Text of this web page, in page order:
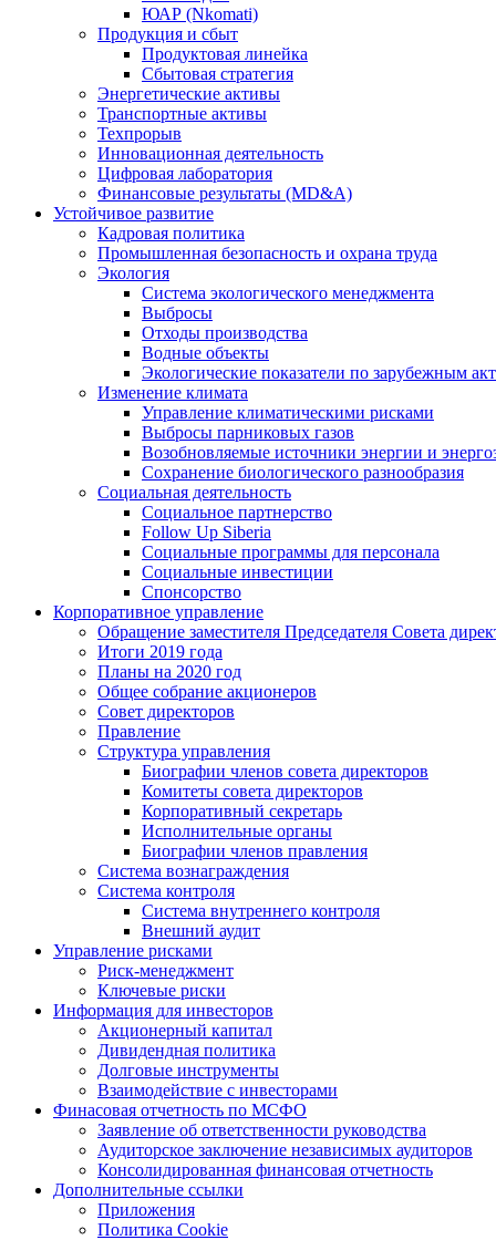
ЮАР (Nkomati)
Продукция и сбыт
Продуктовая линейка
Сбытовая стратегия
Энергетические активы
Транспортные активы
Техпрорыв
Инновационная деятельность
Цифровая лаборатория
Финансовые результаты (MD&A)
Устойчивое развитие
Кадровая политика
Промышленная безопасность и охрана труда
Экология
Система экологического менеджмента
Выбросы
Отходы производства
Водные объекты
Экологические показатели по зарубежным
Изменение климата
Управление климатическими рисками
Выбросы парниковых газов
Возобновляемые источники энергии и
Сохранение биологического разнообразия
Социальная деятельность
Социальное партнерство
Follow Up Siberia
Социальные программы для персонала
Социальные инвестиции
Спонсорство
Корпоративное управление
Обращение заместителя Председателя Совета
Итоги 2019 года
Планы на 2020 год
Общее собрание акционеров
Совет директоров
Правление
Структура управления
Биографии членов совета директоров
Комитеты совета директоров
Корпоративный секретарь
Исполнительные органы
Биографии членов правления
Система вознаграждения
Система контроля
Система внутреннего контроля
Внешний аудит
Управление рисками
Риск-менеджмент
Ключевые риски
Информация для инвесторов
Акционерный капитал
Дивидендная политика
Долговые инструменты
Взаимодействие с инвеcторами
Финасовая отчетность по МСФО
Заявление об ответственности руководства
Аудиторское заключение независимых аудиторов
Консолидированная финансовая отчетность
Дополнительные ссылки
Приложения
Политика Cookie